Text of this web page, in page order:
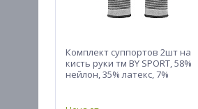
Комплект суппортов 2шт на
кисть руки тм BY SPORT, 58%
нейлон, 35% латекс, 7%